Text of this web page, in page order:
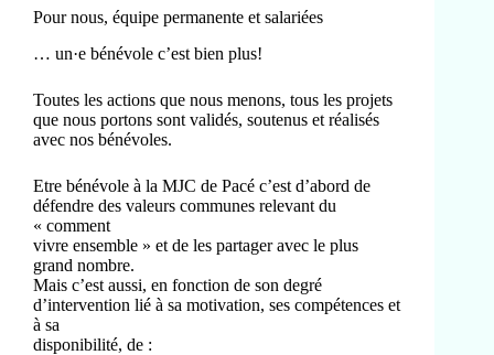
Pour nous, équipe permanente et salariées
… un·e bénévole c’est bien plus!
Toutes les actions que nous menons, tous les projets
que nous portons sont validés, soutenus et réalisés
avec nos bénévoles.
Etre bénévole à la MJC de Pacé c’est d’abord de
défendre des valeurs communes relevant du
« comment
vivre ensemble » et de les partager avec le plus
grand nombre.
Mais c’est aussi, en fonction de son degré
d’intervention lié à sa motivation, ses compétences et
à sa
disponibilité, de :